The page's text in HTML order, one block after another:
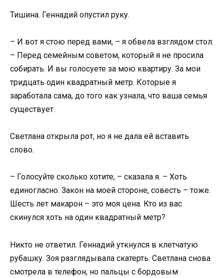
Тишина. Геннадий опустил руку.
– И вот я стою перед вами, – я обвела взглядом стол.
– Перед семейным советом, который я не просила
собирать. И вы голосуете за мою квартиру. За мои
тридцать один квадратный метр. Которые я
заработала сама, до того как узнала, что ваша семья
существует.
Светлана открыла рот, но я не дала ей вставить
слово.
– Голосуйте сколько хотите, – сказала я. – Хоть
единогласно. Закон на моей стороне, совесть – тоже.
Шесть лет макарон – это моя цена. Кто из вас
скинулся хоть на один квадратный метр?
Никто не ответил. Геннадий уткнулся в клетчатую
рубашку. Зоя разглядывала скатерть. Светлана снова
смотрела в телефон, но пальцы с бордовым